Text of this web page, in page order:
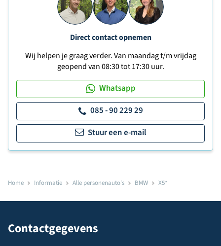
Direct contact opnemen
Wij helpen je graag verder. Van maandag t/m vrijdag
geopend van 08:30 tot 17:30 uur.
Whatsapp
085 - 90 229 29
Stuur een e-mail
Home Informatie Alle personenauto's BMW X5*
Contactgegevens